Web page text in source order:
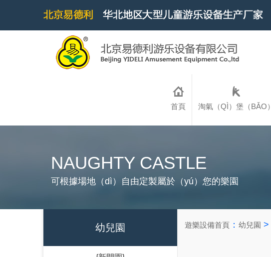
首頁 淘氣（QÌ）堡（BǍO）
NAUGHTY CASTLE
可根據場地（dì）自由定製屬於（yú）您的樂園
幼兒園 遊樂設備首頁 ： 幼兒園 >